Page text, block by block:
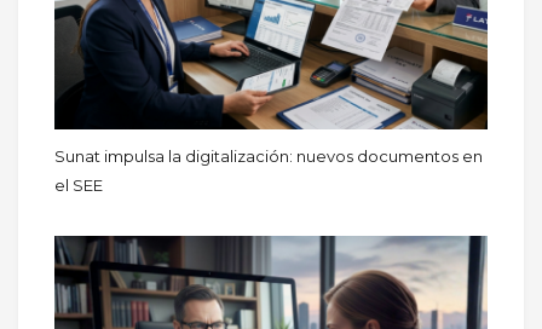
Sunat impulsa la digitalización: nuevos documentos en
el SEE